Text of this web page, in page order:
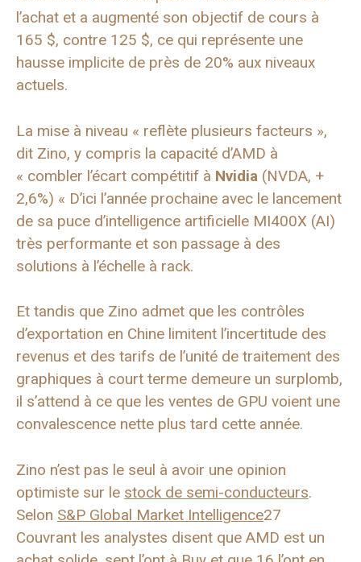
l’achat et a augmenté son objectif de cours à
165 $, contre 125 $, ce qui représente une
hausse implicite de près de 20% aux niveaux
actuels.
La mise à niveau « reflète plusieurs facteurs »,
dit Zino, y compris la capacité d’AMD à
« combler l’écart compétitif à Nvidia (NVDA, +
2,6%) « D’ici l’année prochaine avec le lancement
de sa puce d’intelligence artificielle MI400X (AI)
très performante et son passage à des
solutions à l’échelle à rack.
Et tandis que Zino admet que les contrôles
d’exportation en Chine limitent l’incertitude des
revenus et des tarifs de l’unité de traitement des
graphiques à court terme demeure un surplomb,
il s’attend à ce que les ventes de GPU voient une
convalescence nette plus tard cette année.
Zino n’est pas le seul à avoir une opinion
optimiste sur le stock de semi-conducteurs.
Selon S&P Global Market Intelligence27
Couvrant les analystes disent que AMD est un